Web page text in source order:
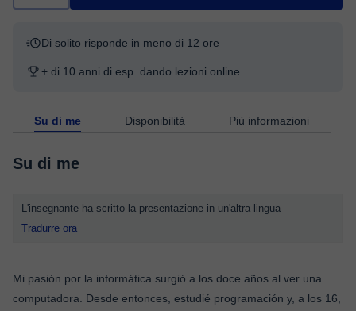
Di solito risponde in meno di 12 ore
+ di 10 anni di esp. dando lezioni online
Su di me Disponibilità Più informazioni
Su di me
L'insegnante ha scritto la presentazione in un'altra lingua
Tradurre ora
Mi pasión por la informática surgió a los doce años al ver una
computadora. Desde entonces, estudié programación y, a los 16,